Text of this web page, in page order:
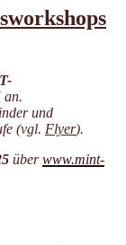
an.
und
(vgl. Flyer).
überwww.mint-